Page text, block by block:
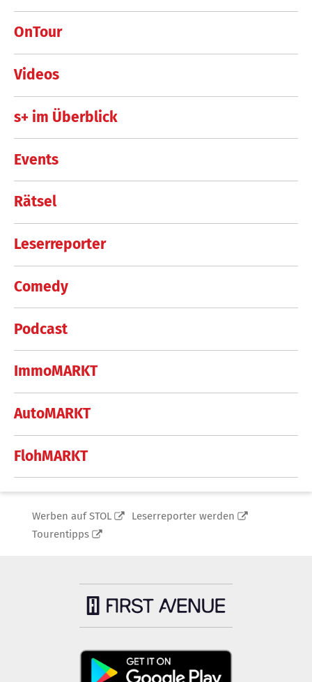
OnTour
Videos
s+ im Überblick
Events
Rätsel
Leserreporter
Comedy
Podcast
ImmoMARKT
AutoMARKT
FlohMARKT
Werben auf STOL
Leserreporter werden
Tourentipps